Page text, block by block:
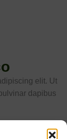
elit. Ut
dapibus